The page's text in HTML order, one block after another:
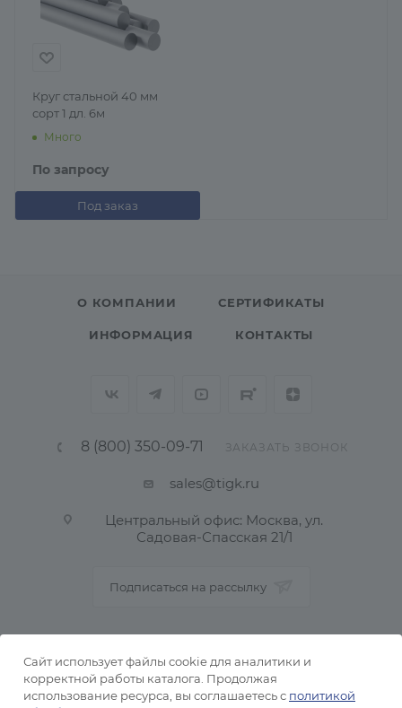
Круг стальной 40 мм
сорт 1 дл. 6м
Много
По запросу
Под заказ
О КОМПАНИИ СЕРТИФИКАТЫ
ИНФОРМАЦИЯ КОНТАКТЫ
8 (800) 350-09-71 ЗАКАЗАТЬ ЗВОНОК
sales@tigk.ru
Центральный офис: Москва, ул.
Садовая-Спасская 21/1
Подписаться на рассылку
Сайт использует файлы cookie для аналитики и
корректной работы каталога. Продолжая
использование ресурса, вы соглашаетесь с политикой